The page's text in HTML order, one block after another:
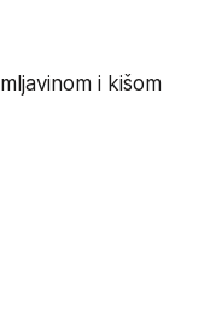
i kišom